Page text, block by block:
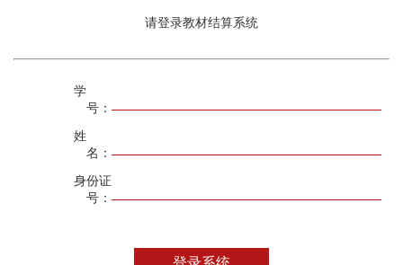
请登录教材结算系统
学
号：
姓
名：
身份证
号：